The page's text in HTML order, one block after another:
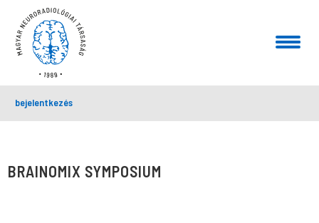
bejelentkezés
BRAINOMIX SYMPOSIUM